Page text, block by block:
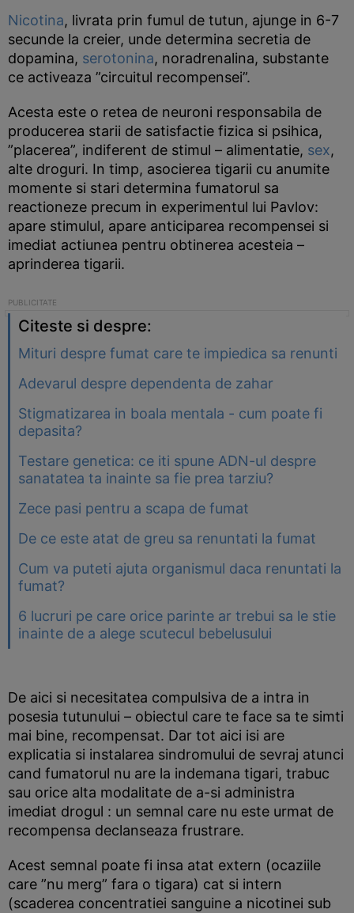
Nicotina, livrata prin fumul de tutun, ajunge in 6-7
secunde la creier, unde determina secretia de
dopamina, serotonina, noradrenalina, substante
ce activeaza ”circuitul recompensei”.
Acesta este o retea de neuroni responsabila de
producerea starii de satisfactie fizica si psihica,
”placerea”, indiferent de stimul – alimentatie, sex,
alte droguri. In timp, asocierea tigarii cu anumite
momente si stari determina fumatorul sa
reactioneze precum in experimentul lui Pavlov:
apare stimulul, apare anticiparea recompensei si
imediat actiunea pentru obtinerea acesteia –
aprinderea tigarii.
Citeste si despre:
Mituri despre fumat care te impiedica sa renunti
Adevarul despre dependenta de zahar
Stigmatizarea in boala mentala - cum poate fi
depasita?
Testare genetica: ce iti spune ADN-ul despre
sanatatea ta inainte sa fie prea tarziu?
Zece pasi pentru a scapa de fumat
De ce este atat de greu sa renuntati la fumat
Cum va puteti ajuta organismul daca renuntati la
fumat?
6 lucruri pe care orice parinte ar trebui sa le stie
inainte de a alege scutecul bebelusului
De aici si necesitatea compulsiva de a intra in
posesia tutunului – obiectul care te face sa te simti
mai bine, recompensat. Dar tot aici isi are
explicatia si instalarea sindromului de sevraj atunci
cand fumatorul nu are la indemana tigari, trabuc
sau orice alta modalitate de a-si administra
imediat drogul : un semnal care nu este urmat de
recompensa declanseaza frustrare.
Acest semnal poate fi insa atat extern (ocaziile
care ”nu merg” fara o tigara) cat si intern
(scaderea concentratiei sanguine a nicotinei sub